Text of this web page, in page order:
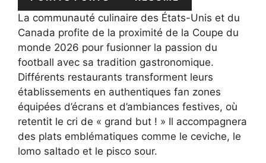
La communauté culinaire des États-Unis et du
Canada profite de la proximité de la Coupe du
monde 2026 pour fusionner la passion du
football avec sa tradition gastronomique.
Différents restaurants transforment leurs
établissements en authentiques fan zones
équipées d’écrans et d’ambiances festives, où
retentit le cri de « grand but ! » Il accompagnera
des plats emblématiques comme le ceviche, le
lomo saltado et le pisco sour.